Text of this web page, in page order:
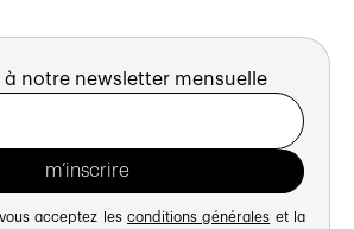
à notre newsletter mensuelle
acceptez les conditions générales et la